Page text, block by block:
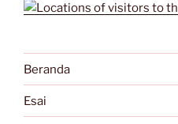
Beranda
Esai